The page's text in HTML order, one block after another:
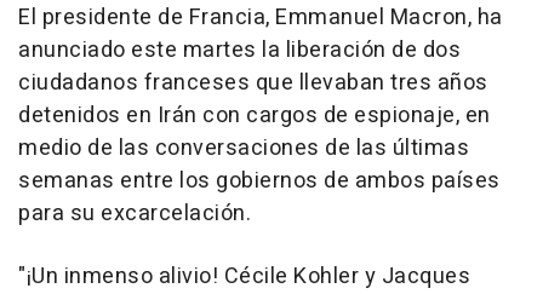
El presidente de Francia, Emmanuel Macron, ha
anunciado este martes la liberación de dos
ciudadanos franceses que llevaban tres años
detenidos en Irán con cargos de espionaje, en
medio de las conversaciones de las últimas
semanas entre los gobiernos de ambos países
para su excarcelación.
"¡Un inmenso alivio! Cécile Kohler y Jacques